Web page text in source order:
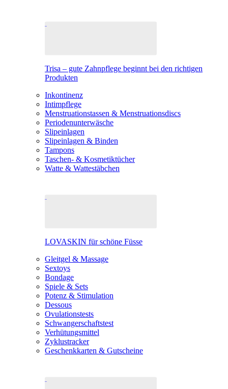
Trisa – gute Zahnpflege beginnt bei den richtigen
Produkten
Inkontinenz
Intimpflege
Menstruationstassen & Menstruationsdiscs
Periodenunterwäsche
Slipeinlagen
Slipeinlagen & Binden
Tampons
Taschen- & Kosmetiktücher
Watte & Wattestäbchen
LOVASKIN für schöne Füsse
Gleitgel & Massage
Sextoys
Bondage
Spiele & Sets
Potenz & Stimulation
Dessous
Ovulationstests
Schwangerschaftstest
Verhütungsmittel
Zyklustracker
Geschenkkarten & Gutscheine